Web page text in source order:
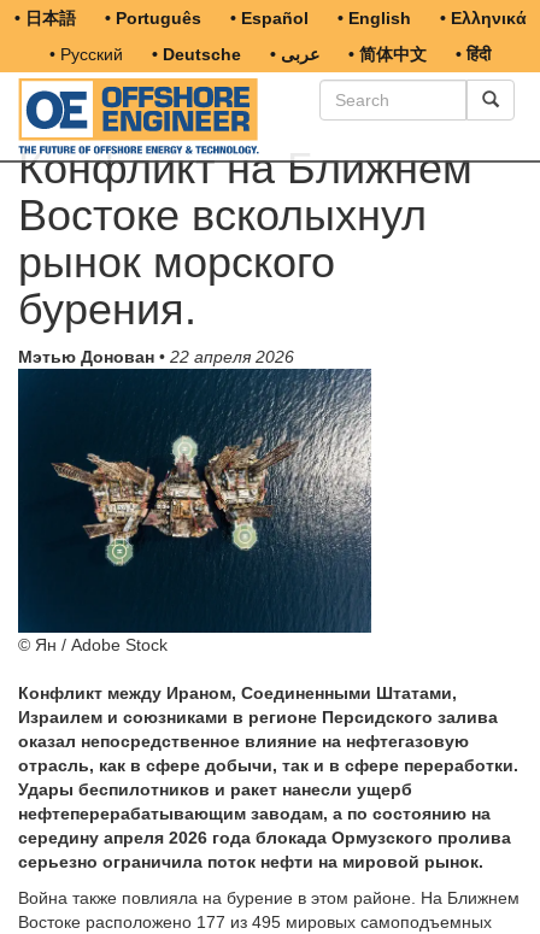
• 日本語 • Português • Español • English
• Ελληνικά
• Русский
• Deutsche • عربى • 简体中文 • हिंदी
Конфликт на Ближнем
Востоке всколыхнул
рынок морского
бурения.
Мэтью Донован • 22 апреля 2026
© Ян / Adobe Stock
Конфликт между Ираном, Соединенными Штатами,
Израилем и союзниками в регионе Персидского залива
оказал непосредственное влияние на нефтегазовую
отрасль, как в сфере добычи, так и в сфере переработки.
Удары беспилотников и ракет нанесли ущерб
нефтеперерабатывающим заводам, а по состоянию на
середину апреля 2026 года блокада Ормузского пролива
серьезно ограничила поток нефти на мировой рынок.
Война также повлияла на бурение в этом районе. На Ближнем
Востоке расположено 177 из 495 мировых самоподъемных